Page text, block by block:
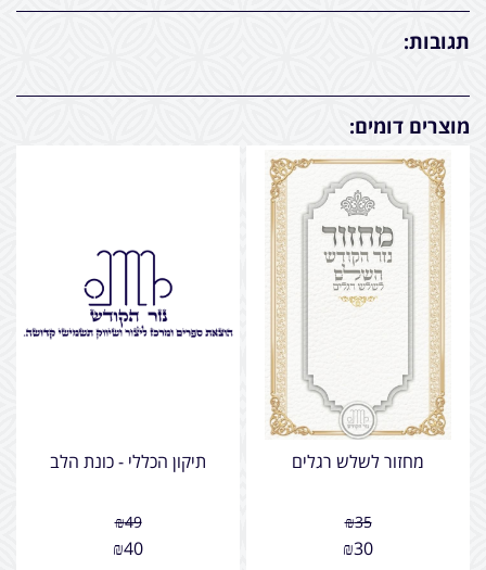
תגובות:
מוצרים דומים:
מחזור לשלש רגלים
₪35
₪30
תיקון הכללי - כונת הלב
₪49
₪40